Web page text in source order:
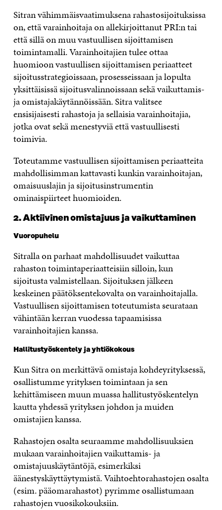
Sitran vähimmäisvaatimuksena rahastosijoituksissa
on, että varainhoitaja on allekirjoittanut PRI:n tai
että sillä on muu vastuullisen sijoittamisen
toimintamalli. Varainhoitajien tulee ottaa
huomioon vastuullisen sijoittamisen periaatteet
sijoitusstrategioissaan, prosesseissaan ja lopulta
yksittäisissä sijoitusvalinnoissaan sekä vaikuttamis-
ja omistajakäytännöissään. Sitra valitsee
ensisijaisesti rahastoja ja sellaisia varainhoitajia,
jotka ovat sekä menestyviä että vastuullisesti
toimivia.
Toteutamme vastuullisen sijoittamisen periaatteita
mahdollisimman kattavasti kunkin varainhoitajan,
omaisuuslajin ja sijoitusinstrumentin
ominaispiirteet huomioiden.
2. Aktiivinen omistajuus ja vaikuttaminen
Vuoropuhelu
Sitralla on parhaat mahdollisuudet vaikuttaa
rahaston toimintaperiaatteisiin silloin, kun
sijoitusta valmistellaan. Sijoituksen jälkeen
keskeinen päätöksentekovalta on varainhoitajalla.
Vastuullisen sijoittamisen toteutumista seurataan
vähintään kerran vuodessa tapaamisissa
varainhoitajien kanssa.
Hallitustyöskentely ja yhtiökokous
Kun Sitra on merkittävä omistaja kohdeyrityksessä,
osallistumme yrityksen toimintaan ja sen
kehittämiseen muun muassa hallitustyöskentelyn
kautta yhdessä yrityksen johdon ja muiden
omistajien kanssa.
Rahastojen osalta seuraamme mahdollisuuksien
mukaan varainhoitajien vaikuttamis- ja
omistajuuskäytäntöjä, esimerkiksi
äänestyskäyttäytymistä. Vaihtoehtorahastojen osalta
(esim. pääomarahastot) pyrimme osallistumaan
rahastojen vuosikokouksiin.